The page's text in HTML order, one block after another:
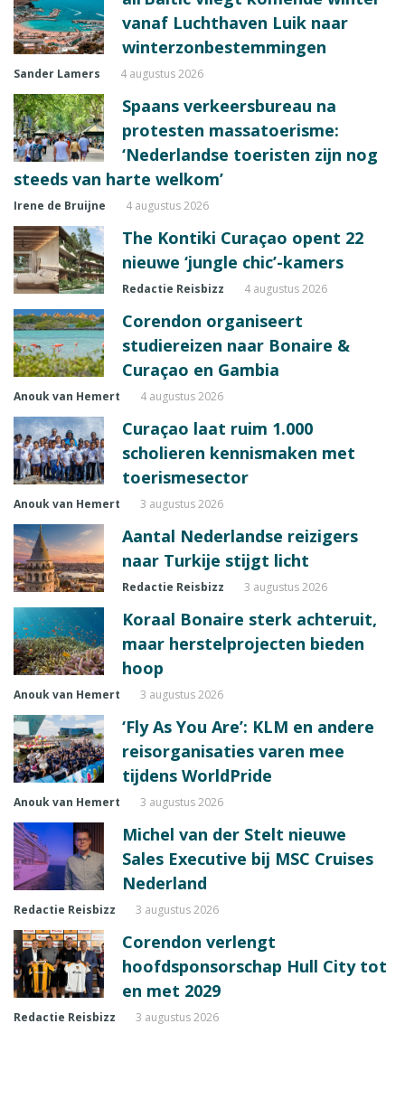
vanaf Luchthaven Luik naar
winterzonbestemmingen
Sander Lamers 4 augustus 2026
Spaans verkeersbureau na
protesten massatoerisme:
‘Nederlandse toeristen zijn nog
steeds van harte welkom’
Irene de Bruijne 4 augustus 2026
The Kontiki Curaçao opent 22
nieuwe ‘jungle chic’-kamers
Redactie Reisbizz 4 augustus 2026
Corendon organiseert
studiereizen naar Bonaire &
Curaçao en Gambia
Anouk van Hemert 4 augustus 2026
Curaçao laat ruim 1.000
scholieren kennismaken met
toerismesector
Anouk van Hemert 3 augustus 2026
Aantal Nederlandse reizigers
naar Turkije stijgt licht
Redactie Reisbizz 3 augustus 2026
Koraal Bonaire sterk achteruit,
maar herstelprojecten bieden
hoop
Anouk van Hemert 3 augustus 2026
‘Fly As You Are’: KLM en andere
reisorganisaties varen mee
tijdens WorldPride
Anouk van Hemert 3 augustus 2026
Michel van der Stelt nieuwe
Sales Executive bij MSC Cruises
Nederland
Redactie Reisbizz 3 augustus 2026
Corendon verlengt
hoofdsponsorschap Hull City tot
en met 2029
Redactie Reisbizz 3 augustus 2026